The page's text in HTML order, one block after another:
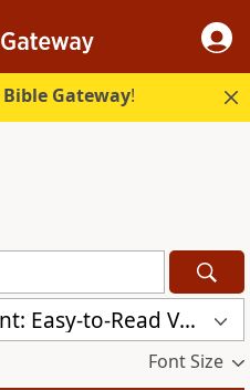
Bible Gateway!
Russian New Testament: Easy-to-Read Version (ERV-RU)
Font Size